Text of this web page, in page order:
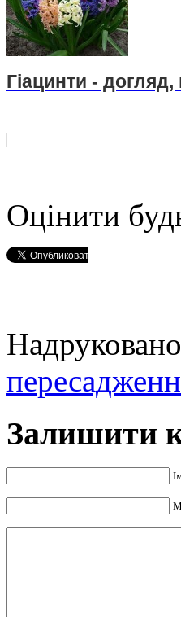
Гіацинти -
Оцінити
Залишити